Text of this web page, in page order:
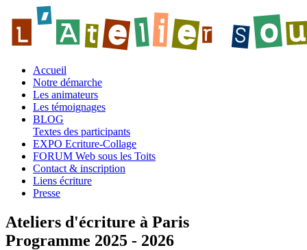
Accueil
Notre démarche
Les animateurs
Les témoignages
BLOG
Textes des participants
EXPO Ecriture-Collage
FORUM Web sous les Toits
Contact & inscription
Liens écriture
Presse
Ateliers d'écriture à Paris
Programme 2025 - 2026